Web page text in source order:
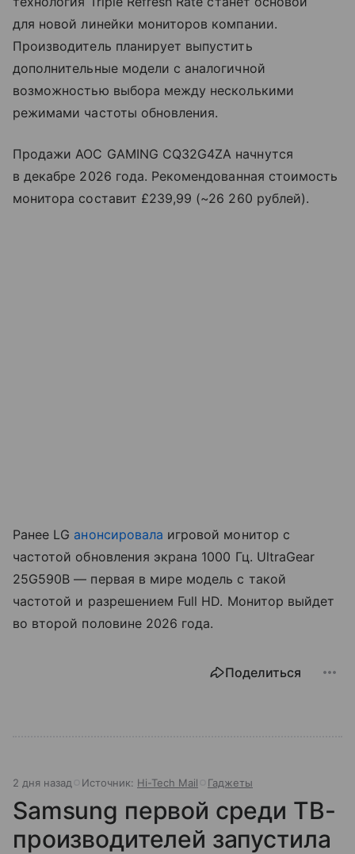
для новой линейки мониторов компании.
Производитель планирует выпустить
дополнительные модели с аналогичной
возможностью выбора между несколькими
режимами частоты обновления.
Продажи AOC GAMING CQ32G4ZA начнутся
в декабре 2026 года. Рекомендованная стоимость
монитора составит £239,99 (~26 260 рублей).
Ранее LG анонсировала игровой монитор с
частотой обновления экрана 1000 Гц. UltraGear
25G590B — первая в мире модель с такой
частотой и разрешением Full HD. Монитор выйдет
во второй половине 2026 года.
Поделиться
2 дня назад Источник: Hi-Tech Mail Гаджеты
Samsung первой среди ТВ-
производителей запустила